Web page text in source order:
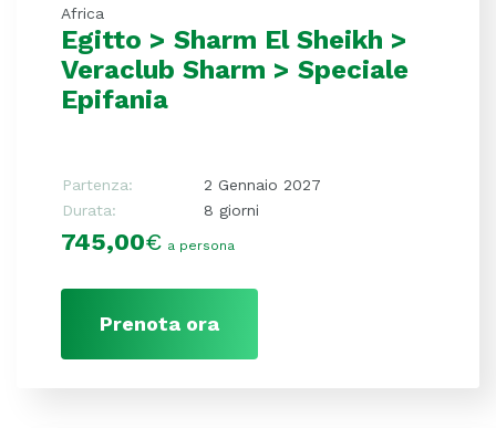
Africa
Egitto > Sharm El Sheikh >
Veraclub Sharm > Speciale
Epifania
Partenza:
2 Gennaio 2027
Durata:
8 giorni
745,00€ a persona
Prenota ora